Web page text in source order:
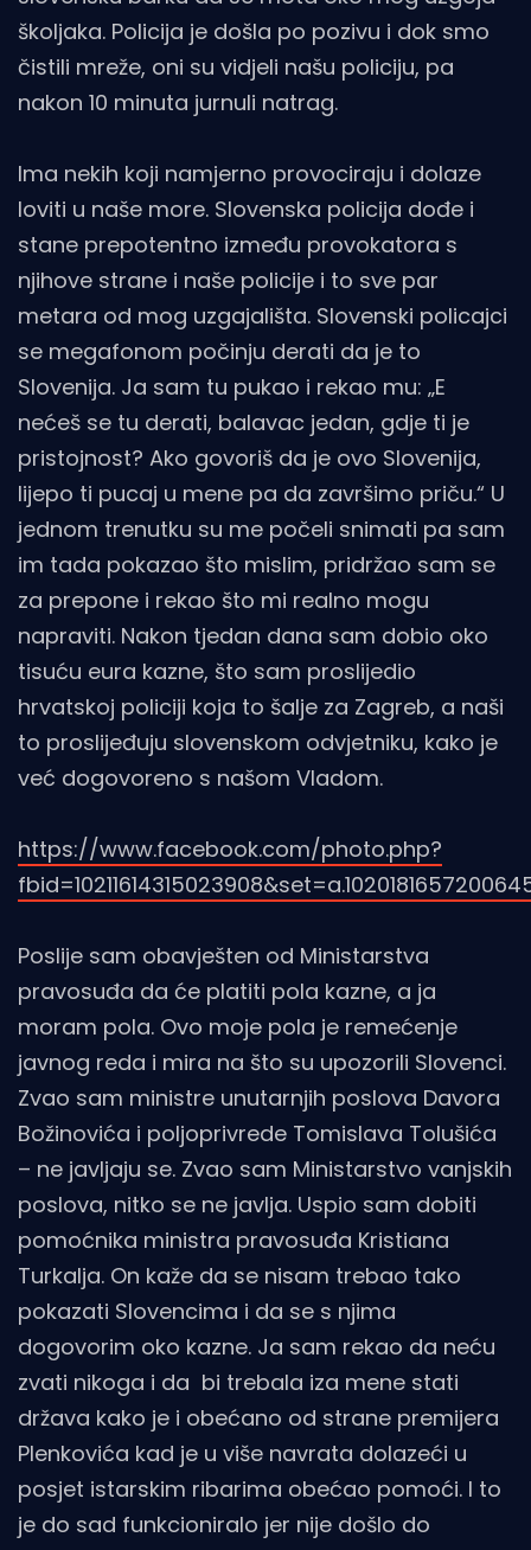
školjaka. Policija je došla po pozivu i dok smo
čistili mreže, oni su vidjeli našu policiju, pa
nakon 10 minuta jurnuli natrag.
Ima nekih koji namjerno provociraju i dolaze
loviti u naše more. Slovenska policija dođe i
stane prepotentno između provokatora s
njihove strane i naše policije i to sve par
metara od mog uzgajališta. Slovenski policajci
se megafonom počinju derati da je to
Slovenija. Ja sam tu pukao i rekao mu: „E
nećeš se tu derati, balavac jedan, gdje ti je
pristojnost? Ako govoriš da je ovo Slovenija,
lijepo ti pucaj u mene pa da završimo priču.“ U
jednom trenutku su me počeli snimati pa sam
im tada pokazao što mislim, pridržao sam se
za prepone i rekao što mi realno mogu
napraviti. Nakon tjedan dana sam dobio oko
tisuću eura kazne, što sam proslijedio
hrvatskoj policiji koja to šalje za Zagreb, a naši
to proslijeđuju slovenskom odvjetniku, kako je
već dogovoreno s našom Vladom.
https://www.facebook.com/photo.php?
Poslije sam obavješten od Ministarstva
pravosuđa da će platiti pola kazne, a ja
moram pola. Ovo moje pola je remećenje
javnog reda i mira na što su upozorili Slovenci.
Zvao sam ministre unutarnjih poslova Davora
Božinovića i poljoprivrede Tomislava Tolušića
– ne javljaju se. Zvao sam Ministarstvo vanjskih
poslova, nitko se ne javlja. Uspio sam dobiti
pomoćnika ministra pravosuđa Kristiana
Turkalja. On kaže da se nisam trebao tako
pokazati Slovencima i da se s njima
dogovorim oko kazne. Ja sam rekao da neću
zvati nikoga i da bi trebala iza mene stati
država kako je i obećano od strane premijera
Plenkovića kad je u više navrata dolazeći u
posjet istarskim ribarima obećao pomoći. I to
je do sad funkcioniralo jer nije došlo do